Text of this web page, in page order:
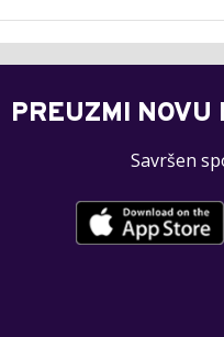
PREUZMI
Savršen